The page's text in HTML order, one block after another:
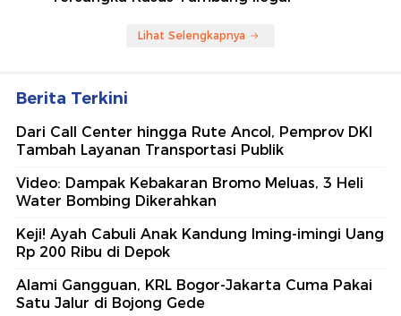
Lihat Selengkapnya
Berita Terkini
Dari Call Center hingga Rute Ancol, Pemprov DKI
Tambah Layanan Transportasi Publik
Video: Dampak Kebakaran Bromo Meluas, 3 Heli
Water Bombing Dikerahkan
Keji! Ayah Cabuli Anak Kandung Iming-imingi Uang
Rp 200 Ribu di Depok
Alami Gangguan, KRL Bogor-Jakarta Cuma Pakai
Satu Jalur di Bojong Gede